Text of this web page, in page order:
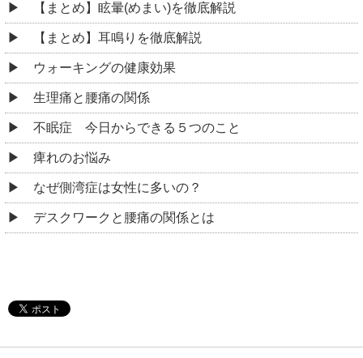
【まとめ】眩暈(めまい)を徹底解説
【まとめ】耳鳴りを徹底解説
ウォーキングの健康効果
生理痛と腰痛の関係
不眠症 今日からできる５つのこと
痺れのお悩み
なぜ側湾症は女性に多いの？
デスクワークと腰痛の関係とは